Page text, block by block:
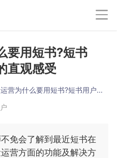
要用短书?短书
直观感受
私域流量运营为什么要用短书?短书用户运营私域流量的直观感受
免会了解到最近短书在
营方面的功能及解决方